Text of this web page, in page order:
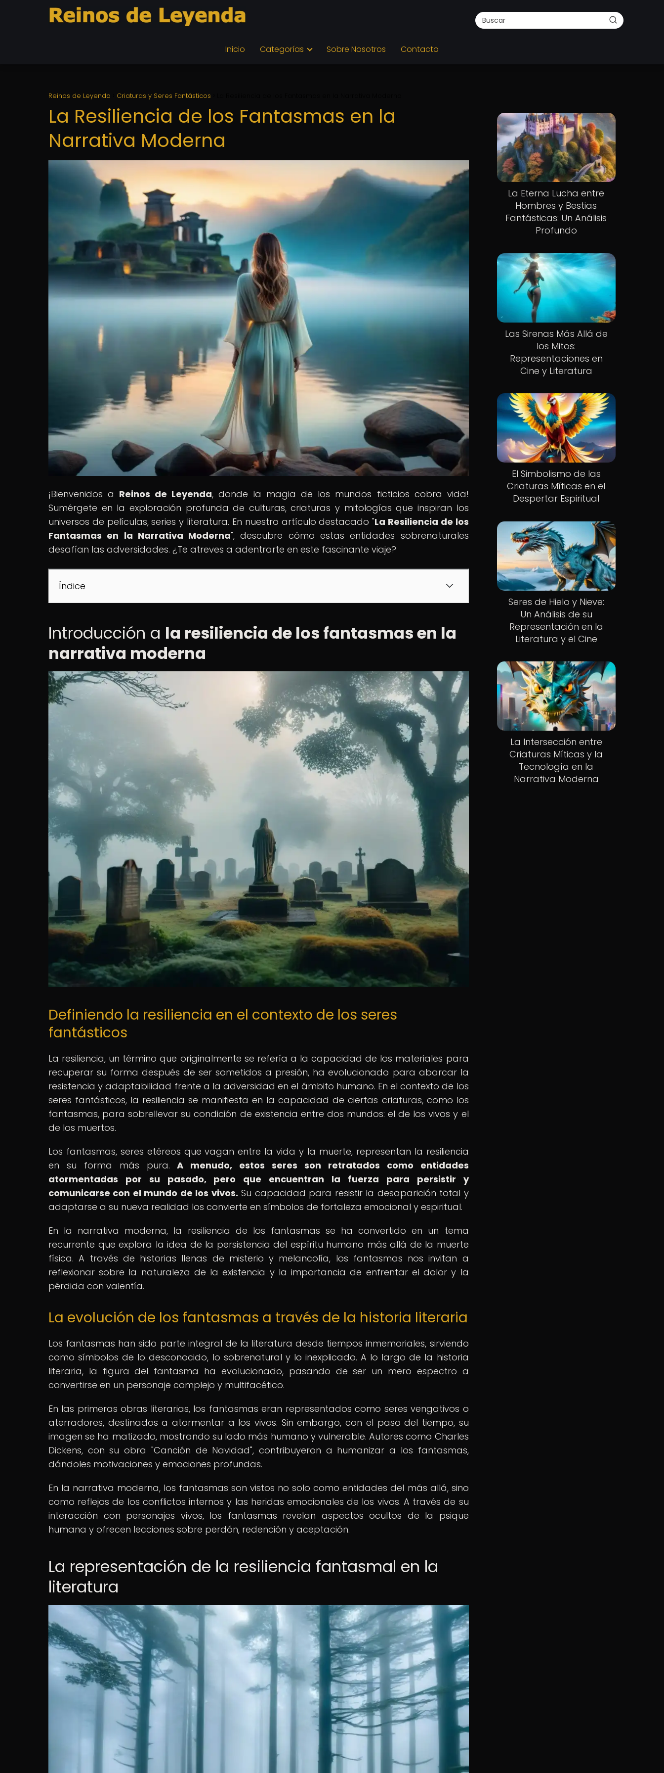
Inicio Categorías Sobre Nosotros Contacto
Reinos de Leyenda Criaturas y Seres Fantásticos
La Resiliencia de los Fantasmas en la
Narrativa Moderna
¡Bienvenidos a Reinos de Leyenda, donde la magia de los mundos ficticios cobra vida!
Sumérgete en la exploración profunda de culturas, criaturas y mitologías que inspiran los
universos de películas, series y literatura. En nuestro artículo destacado "La Resiliencia de los
Fantasmas en la Narrativa Moderna", descubre cómo estas entidades sobrenaturales
desafían las adversidades. ¿Te atreves a adentrarte en este fascinante viaje?
Índice
Introducción a la resiliencia de los fantasmas en la
narrativa moderna
Definiendo la resiliencia en el contexto de los seres
fantásticos
La resiliencia, un término que originalmente se refería a la capacidad de los materiales para
recuperar su forma después de ser sometidos a presión, ha evolucionado para abarcar la
resistencia y adaptabilidad frente a la adversidad en el ámbito humano. En el contexto de los
seres fantásticos, la resiliencia se manifiesta en la capacidad de ciertas criaturas, como los
fantasmas, para sobrellevar su condición de existencia entre dos mundos: el de los vivos y el
de los muertos.
Los fantasmas, seres etéreos que vagan entre la vida y la muerte, representan la resiliencia
en su forma más pura.A menudo, estos seres son retratados como entidades
atormentadas por su pasado, pero que encuentran la fuerza para persistir y
comunicarse con el mundo de los vivos. Su capacidad para resistir la desaparición total y
adaptarse a su nueva realidad los convierte en símbolos de fortaleza emocional y espiritual.
En la narrativa moderna, la resiliencia de los fantasmas se ha convertido en un tema
recurrente que explora la idea de la persistencia del espíritu humano más allá de la muerte
física. A través de historias llenas de misterio y melancolía, los fantasmas nos invitan a
reflexionar sobre la naturaleza de la existencia y la importancia de enfrentar el dolor y la
pérdida con valentía.
La evolución de los fantasmas a través de la historia literaria
Los fantasmas han sido parte integral de la literatura desde tiempos inmemoriales, sirviendo
como símbolos de lo desconocido, lo sobrenatural y lo inexplicado. A lo largo de la historia
literaria, la figura del fantasma ha evolucionado, pasando de ser un mero espectro a
convertirse en un personaje complejo y multifacético.
En las primeras obras literarias, los fantasmas eran representados como seres vengativos o
aterradores, destinados a atormentar a los vivos. Sin embargo, con el paso del tiempo, su
imagen se ha matizado, mostrando su lado más humano y vulnerable. Autores como Charles
Dickens, con su obra "Canción de Navidad", contribuyeron a humanizar a los fantasmas,
dándoles motivaciones y emociones profundas.
En la narrativa moderna, los fantasmas son vistos no solo como entidades del más allá, sino
como reflejos de los conflictos internos y las heridas emocionales de los vivos. A través de su
interacción con personajes vivos, los fantasmas revelan aspectos ocultos de la psique
humana y ofrecen lecciones sobre perdón, redención y aceptación.
La representación de la resiliencia fantasmal en la
literatura
La Eterna Lucha entre
Hombres y Bestias
Fantásticas: Un Análisis
Profundo
Las Sirenas Más Allá de
los Mitos:
Representaciones en
Cine y Literatura
El Simbolismo de las
Criaturas Míticas en el
Despertar Espiritual
Seres de Hielo y Nieve:
Un Análisis de su
Representación en la
Literatura y el Cine
La Intersección entre
Criaturas Míticas y la
Tecnología en la
Narrativa Moderna